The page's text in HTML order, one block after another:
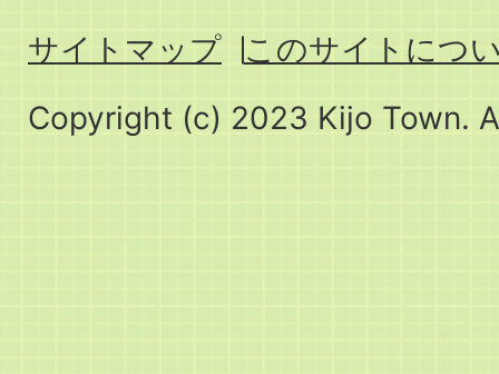
サイトマップ
このサイトにつ
Copyright (c) 2023 Kijo Town.